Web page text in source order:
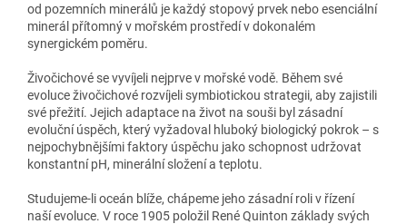
od pozemních minerálů je každý stopový prvek nebo esenciální
minerál přítomný v mořském prostředí v dokonalém
synergickém poměru.
Živočichové se vyvíjeli nejprve v mořské vodě. Během své
evoluce živočichové rozvíjeli symbiotickou strategii, aby zajistili
své přežití. Jejich adaptace na život na souši byl zásadní
evoluční úspěch, který vyžadoval hluboký biologický pokrok – s
nejpochybnějšími faktory úspěchu jako schopnost udržovat
konstantní pH, minerální složení a teplotu.
Studujeme-li oceán blíže, chápeme jeho zásadní roli v řízení
naší evoluce. V roce 1905 položil René Quinton základy svých